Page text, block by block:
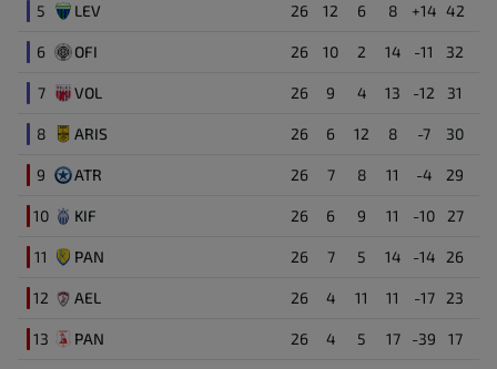
23
31
6
52 Tonny Vilhena
70 Konstantinos Kotsaris
5 LEV 26 12 6 8 +14 42
6 OFI 26 10 2 14 -11 32
7 VOL 26 9 4 13 -12 31
8 ARIS 26 6 12 8 -7 30
9 ATR 26 7 8 11 -4 29
10 KIF 26 6 9 11 -10 27
11 PAN 26 7 5 14 -14 26
12 AEL 26 4 11 11 -17 23
13 PAN 26 4 5 17 -39 17